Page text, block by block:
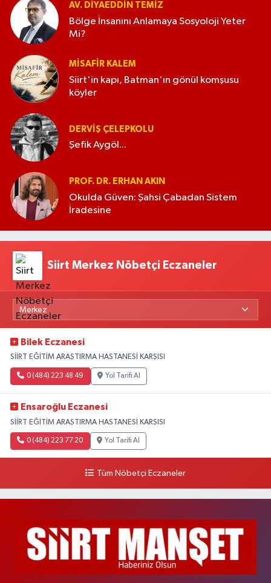
AV. DIYAEDDIN TEMIZ
Bölge İnsanını Anlamaya Sosyoloji Yeter
Mi?
MISAFIR KALEM
Siirt'in kapı, Batman'ın gönül komşusu
köyler
DERVIŞ ÇELEPKOLU
Şefik Aygöl...
PROF. DR. ERHAN AKIN
Okulda Güven: Şahsi Çabadan Sistem
İradesine
Siirt Merkez Nöbetçi Eczaneler
Bilek Eczanesi
SİİRT EĞİTİM ARAŞTIRMA HASTANESİ KARŞISI
0 (484) 223 48 49 Yol Tarifi Al
Ensaroğlu Eczanesi
SİİRT EĞİTİM ARAŞTIRMA HASTANESİ KARŞISI
0 (484) 223 77 20 Yol Tarifi Al
Tüm Nöbetçi Eczaneler